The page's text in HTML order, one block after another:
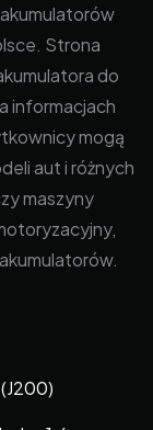
Strona
do
informacjach
mogą
aut i różnych
maszyny